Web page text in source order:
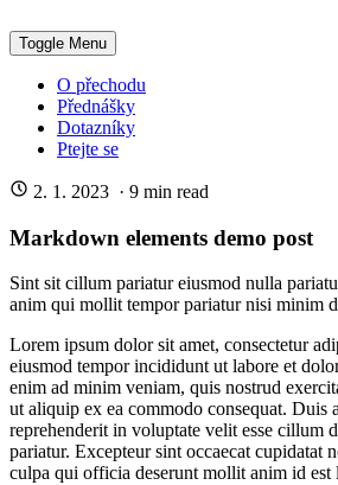
Toggle Menu
O přechodu
Přednášky
Dotazníky
Ptejte se
2. 1. 2023 · 9 min read
Markdown elements demo post
Sint sit cillum pariatur eiusmod nulla
anim qui mollit tempor pariatur nisi minim
Lorem ipsum dolor sit amet, consectetur
eiusmod tempor incididunt ut labore et
enim ad minim veniam, quis nostrud
ut aliquip ex ea commodo consequat. Duis
reprehenderit in voluptate velit esse cillum
pariatur. Excepteur sint occaecat cupidatat
culpa qui officia deserunt mollit anim id est